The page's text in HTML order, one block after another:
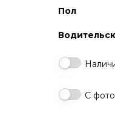
Пол
С фото